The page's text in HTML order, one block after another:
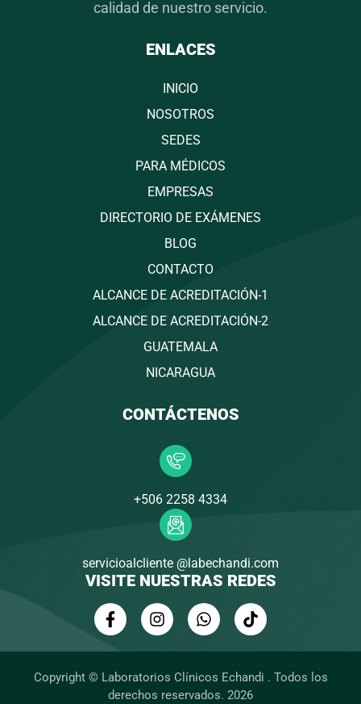
calidad de nuestro servicio.
ENLACES
INICIO
NOSOTROS
SEDES
PARA MÉDICOS
EMPRESAS
DIRECTORIO DE EXÁMENES
BLOG
CONTACTO
ALCANCE DE ACREDITACIÓN-1
ALCANCE DE ACREDITACIÓN-2
GUATEMALA
NICARAGUA
CONTÁCTENOS
+506 2258 4334
servicioalcliente @labechandi.com
VISITE NUESTRAS REDES
F
a
b
o
I
n
a
g
W
h
s
a
T
i
o
k
Copyright © Laboratorios Clínicos Echandi . Todos los
derechos reservados. 2026